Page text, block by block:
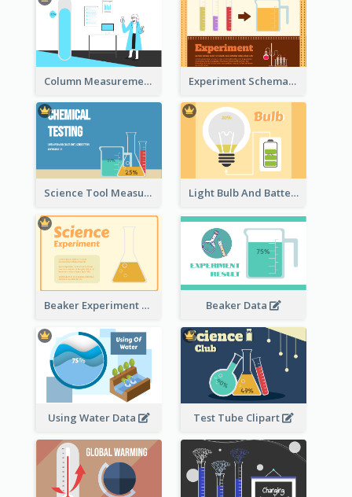
Column Measurement Clipart Experiment Schematic Diagram
Science Tool Measurement Light Bulb And Battery Schematic Diagram
Beaker Experiment Data Beaker Data
Using Water Data Test Tube Clipart